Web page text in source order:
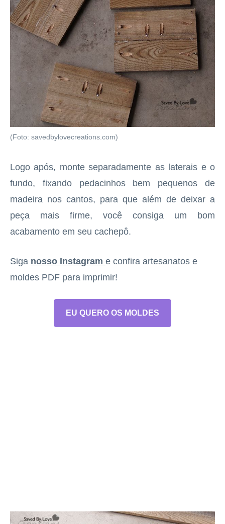
(Foto: savedbylovecreations.com)
Logo após, monte separadamente as laterais e o
fundo, fixando pedacinhos bem pequenos de
madeira nos cantos, para que além de deixar a
peça mais firme, você consiga um bom
acabamento em seu cachepô.
Siga nosso Instagram e confira artesanatos e
moldes PDF para imprimir!
EU QUERO OS MOLDES